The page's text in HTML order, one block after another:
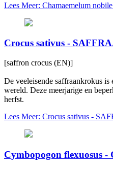
Lees Meer: Chamaemelum
Crocus sativus -
[saffron crocus (EN)]
De veeleisende saffraankrokus is
wereld. Deze meerjarige en
herfst.
Lees Meer: Crocus sativus -
Cymbopogon flexuosus